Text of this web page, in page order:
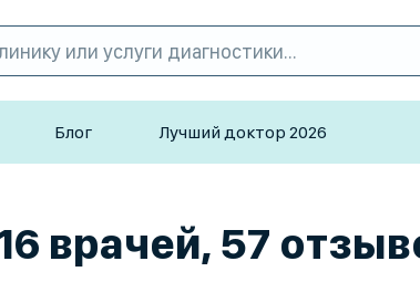
Блог Лучший доктор 2026
врачей, 57